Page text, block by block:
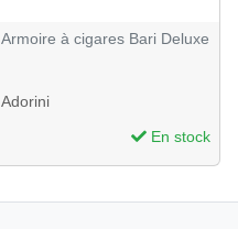
Armoire à cigares Bari Deluxe
Adorini
En stock